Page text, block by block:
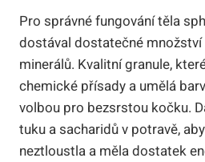
Pro správné fungování těla
dostával dostatečné
minerálů. Kvalitní granule,
chemické přísady a umělá
volbou pro bezsrstou kočku.
tuku a sacharidů v potravě,
neztloustla a měla dostatek